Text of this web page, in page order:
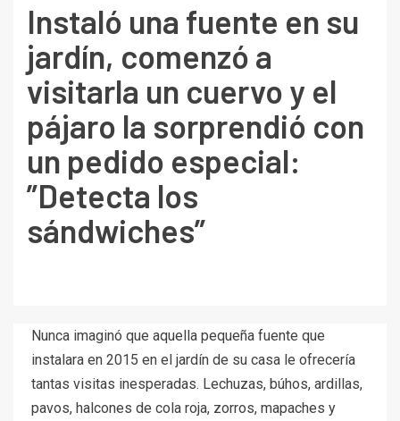
Instaló una fuente en su
jardín, comenzó a
visitarla un cuervo y el
pájaro la sorprendió con
un pedido especial:
”Detecta los
sándwiches”
Nunca imaginó que aquella pequeña fuente que
instalara en 2015 en el jardín de su casa le ofrecería
tantas visitas inesperadas. Lechuzas, búhos, ardillas,
pavos, halcones de cola roja, zorros, mapaches y